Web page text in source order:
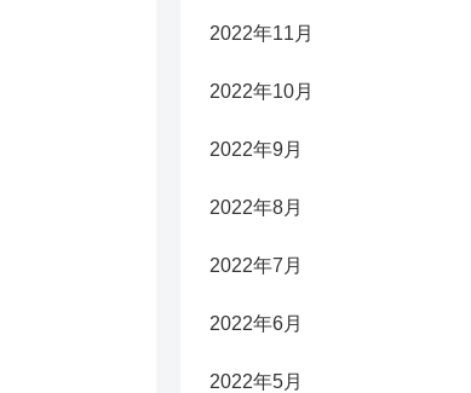
2022年11月
2022年10月
2022年9月
2022年8月
2022年7月
2022年6月
2022年5月